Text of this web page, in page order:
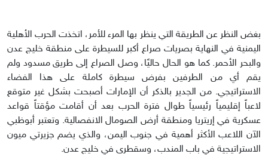
بغض النظر عن الطريقة التي ينظر بها المرء للأمر، اتخذت الحرب الأهلية
اليمنية في النهاية بصريات صراع أكبر للسيطرة على منطقة خليج عدن
والبحر الأحمر. كما هو الحال حاليًا، وصل الصراع إلى طريق مسدود ولم
يقم أي من الطرفين بفرض سيطرة كاملة على هذا الفضاء
الاستراتيجي. من الجدير بالذكر أن الإمارات أصبحت بشكل غير متوقع
لاعباً إقليمياً رئيسياً طوال فترة الحرب بعد أن أقامت مؤقتاً قواعد
عسكرية في إريتريا ومنطقة أرض الصومال الانفصالية. وتعتبر أبوظبي
الآن اللاعب الأكثر أهمية في جنوب اليمن، والذي يضم جزيرتي ميون
الاستراتيجية في باب المندب، وسقطرى في خليج عدن.